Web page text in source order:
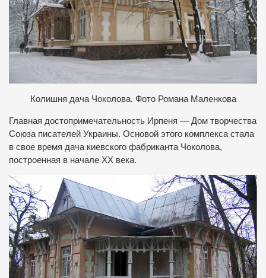
Колишня дача Чоколова. Фото Романа Маленкова
Главная достопримечательность Ирпеня — Дом творчества
Союза писателей Украины. Основой этого комплекса стала
в свое время дача киевского фабриканта Чоколова,
построенная в начале ХХ века.